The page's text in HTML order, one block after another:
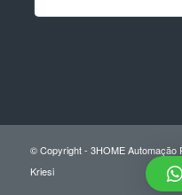
© Copyright - 3HOME Automação
Kriesi